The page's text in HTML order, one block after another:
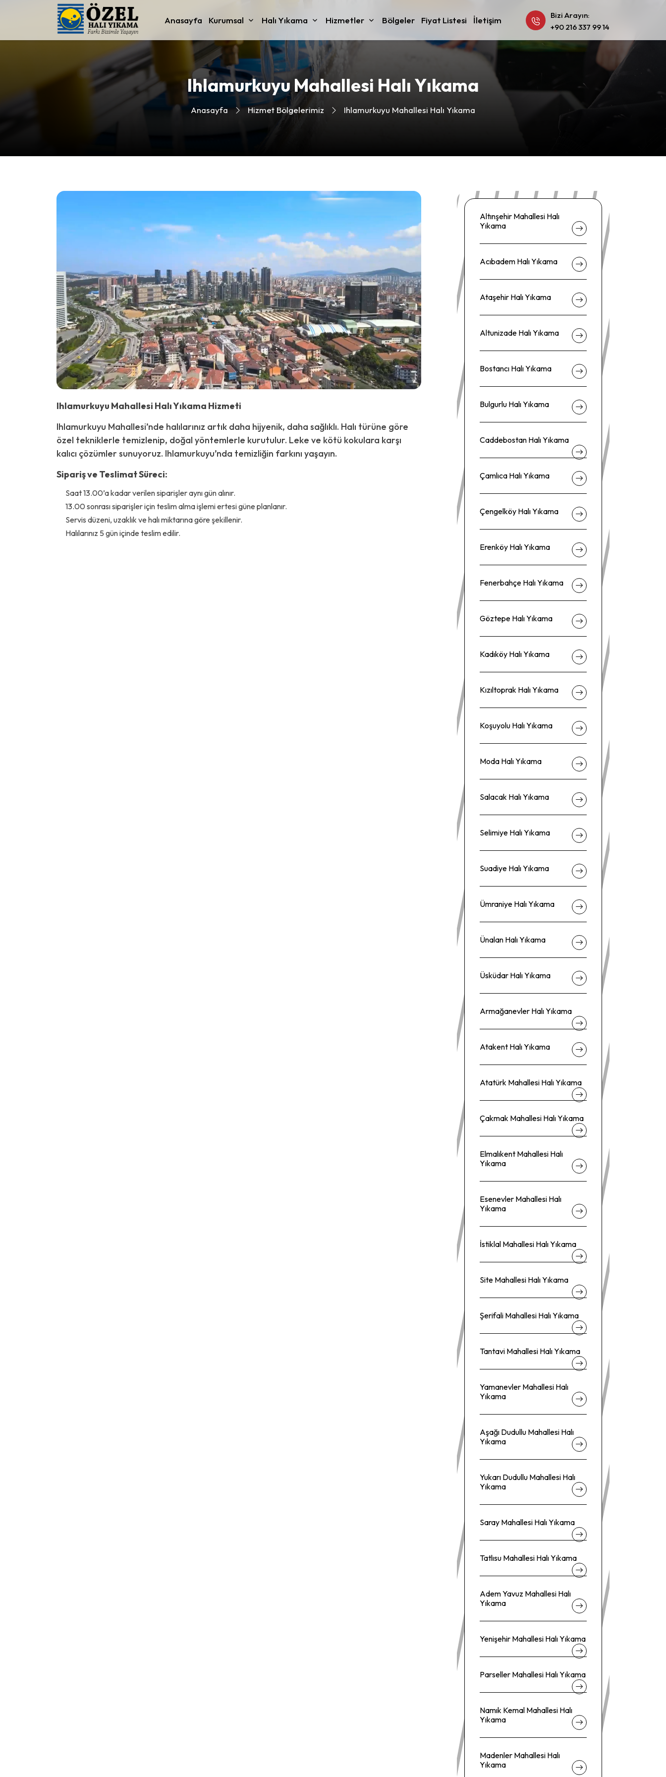
Anasayfa Kurumsal Halı Yıkama Hizmetler Bölgeler Fiyat Listesi İletişim
Bizi Arayın:
+90 216 337 99 14
Ihlamurkuyu Mahallesi Halı Yıkama
Anasayfa Hizmet Bölgelerimiz Ihlamurkuyu Mahallesi Halı Yıkama
Ihlamurkuyu Mahallesi Halı Yıkama Hizmeti
Ihlamurkuyu Mahallesi’nde halılarınız artık daha hijyenik, daha sağlıklı. Halı türüne göre
özel tekniklerle temizlenip, doğal yöntemlerle kurutulur. Leke ve kötü kokulara karşı
kalıcı çözümler sunuyoruz. Ihlamurkuyu’nda temizliğin farkını yaşayın.
Sipariş ve Teslimat Süreci:
Saat 13.00’a kadar verilen siparişler aynı gün alınır.
13.00 sonrası siparişler için teslim alma işlemi ertesi güne planlanır.
Servis düzeni, uzaklık ve halı miktarına göre şekillenir.
Halılarınız 5 gün içinde teslim edilir.
Altınşehir Mahallesi Halı
Yıkama
Acıbadem Halı Yıkama
Ataşehir Halı Yıkama
Altunizade Halı Yıkama
Bostancı Halı Yıkama
Bulgurlu Halı Yıkama
Caddebostan Halı Yıkama
Çamlıca Halı Yıkama
Çengelköy Halı Yıkama
Erenköy Halı Yıkama
Fenerbahçe Halı Yıkama
Göztepe Halı Yıkama
Kadıköy Halı Yıkama
Kızıltoprak Halı Yıkama
Koşuyolu Halı Yıkama
Moda Halı Yıkama
Salacak Halı Yıkama
Selimiye Halı Yıkama
Suadiye Halı Yıkama
Ümraniye Halı Yıkama
Ünalan Halı Yıkama
Üsküdar Halı Yıkama
Armağanevler Halı Yıkama
Atakent Halı Yıkama
Atatürk Mahallesi Halı Yıkama
Çakmak Mahallesi Halı Yıkama
Elmalıkent Mahallesi Halı
Yıkama
Esenevler Mahallesi Halı
Yıkama
İstiklal Mahallesi Halı Yıkama
Site Mahallesi Halı Yıkama
Şerifali Mahallesi Halı Yıkama
Tantavi Mahallesi Halı Yıkama
Yamanevler Mahallesi Halı
Yıkama
Aşağı Dudullu Mahallesi Halı
Yıkama
Yukarı Dudullu Mahallesi Halı
Yıkama
Saray Mahallesi Halı Yıkama
Tatlısu Mahallesi Halı Yıkama
Adem Yavuz Mahallesi Halı
Yıkama
Yenişehir Mahallesi Halı Yıkama
Parseller Mahallesi Halı Yıkama
Namık Kemal Mahallesi Halı
Yıkama
Madenler Mahallesi Halı
Yıkama